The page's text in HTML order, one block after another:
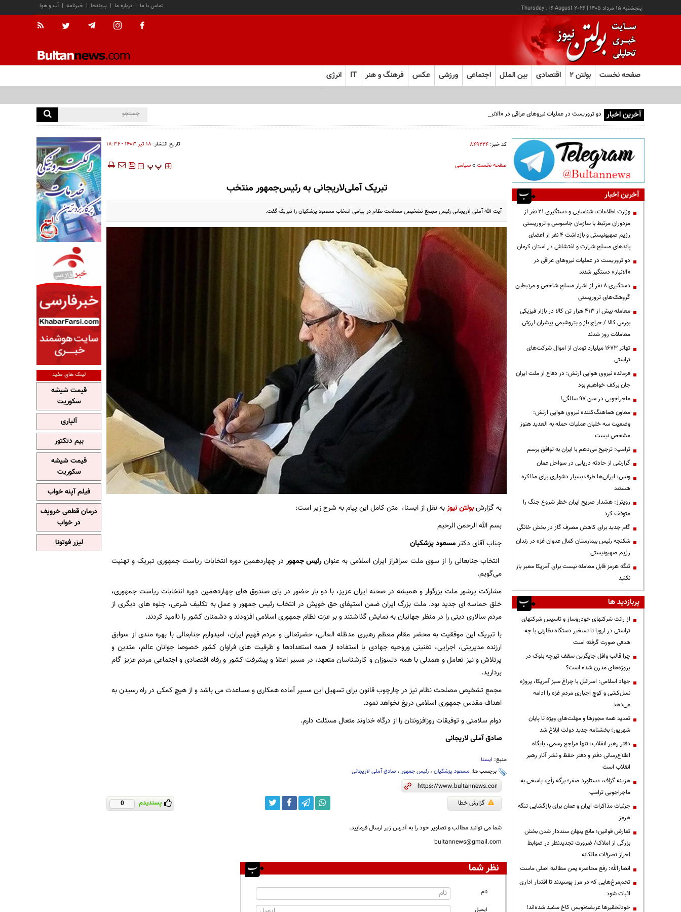
پنجشنبه ۱۵ مرداد ۱۴۰۵ |
Thursday , 06 August 2026 آب و هوا | خبرنامه | پیوندها | درباره ما | تماس با ما
صفحه نخست بولتن ۲ اقتصادی بین الملل اجتماعی ورزشی عکس فرهنگ و هنر IT انرژی
آخرین اخبار دو تروریست در عملیات نیروهای عراقی در «الانبار» دستگیر شدند
کد خبر: ۸۴۹۲۲۴ تاریخ انتشار: ۱۸ تير ۱۴۰۳ - ۱۸:۳۶
صفحه نخست»سیاسی ‍‍‍ پ پ
تبریک آملی‌لاریجانی به رئیس‌جمهور منتخب
آیت الله آملی لاریجانی رئیس مجمع تشخیص مصلحت نظام در پیامی انتخاب مسعود پزشکیان را تبریک گفت.
به گزارشبولتن نیوزبه نقل از ایسنا، متن کامل این پیام به شرح زیر است:
بسم الله الرحمن الرحیم
جناب آقای دکترمسعود پزشکیان
انتخاب جنابعالی را از سوی ملت سرافراز ایران اسلامی به عنوانرئیس جمهور در چهاردهمین دوره انتخابات ریاست جمهوری تبریک و تهنیت
می‌گویم.
مشارکت پرشور ملت بزرگوار و همیشه در صحنه ایران عزیز، با دو بار حضور در پای صندوق های چهاردهمین دوره انتخابات ریاست جمهوری،
خلق حماسه ای جدید بود. ملت بزرگ ایران ضمن استیفای حق خویش در انتخاب رئیس جمهور و عمل به تکلیف شرعی، جلوه های دیگری از
مردم‏ سالاری دینی را در منظر جهانیان به نمایش گذاشتند و بر عزت نظام جمهوری اسلامی افزودند و دشمنان کشور را ناامید کردند.
با تبریک این موفقیت به محضر مقام معظم رهبری مدظله العالی، حضرتعالی و مردم فهیم ایران، امیدوارم جنابعالی با بهره مندی از سوابق
ارزنده مدیریتی، اجرایی، تقنینی وروحیه جهادی با استفاده از همه استعدادها و ظرفیت های فراوان کشور خصوصا جوانان عالم، متدین و
پرتلاش و نیز تعامل و همدلی با همه دلسوزان و کارشناسان متعهد، در مسیر اعتلا و پیشرفت کشور و رفاه اقتصادی و اجتماعی مردم عزیز گام
بردارید.
مجمع تشخیص مصلحت نظام نیز در چارچوب قانون برای تسهیل این مسیر آماده همکاری و مساعدت می باشد و از هیچ کمکی در راه رسیدن به
اهداف مقدس جمهوری اسلامی دریغ نخواهد نمود.
دوام سلامتی و توفیقات روزافزونتان را از درگاه خداوند متعال مسئلت دارم.
صادق آملی لاریجانی
منبع: ایسنا
برچسب ها: مسعود پزشکیان، رئیس جمهور، صادق آملی لاریجانی
گزارش خطا پسندیدم 0
شما می توانید مطالب و تصاویر خود را به آدرس زیر ارسال فرمایید.
bultannews@gmail.com
نظر شما
نام
ایمیل
آخرین اخبار
وزارت اطلاعات: شناسایی و دستگیری ۲۱ نفر از
مزدوران مرتبط با سازمان جاسوسی و تروریستی
رژیم صهیونیستی و بازداشت ۴ نفر از اعضای
باندهای مسلح شرارت و اغتشاش در استان کرمان
دو تروریست در عملیات نیروهای عراقی در
«الانبار» دستگیر شدند
دستگیری ۸ نفر از اشرار مسلح شاخص و مرتبطین
گروهک‌های تروریستی
معامله بیش از ۴۱۳ هزار تن کالا در بازار فیزیکی
بورس کالا / حراج باز و پتروشیمی پیشران ارزش
معاملات روز شدند
تهاتر ۱۶۷۳ میلیارد تومان از اموال شرکت‌های
تراستی
فرمانده نیروی هوایی ارتش: در دفاع از ملت ایران
جان برکف خواهیم بود
ماجراجویی در سن ۹۷ سالگی!
معاون هماهنگ‌کننده نیروی هوایی ارتش:
وضعیت سه خلبان عملیات حمله به العدید هنوز
مشخص نیست
ترامپ: ترجیح می‌دهم با ایران به توافق برسم
گزارشی از حادثه دریایی در سواحل عمان
ونس: ایرانی‌ها طرف بسیار دشواری برای مذاکره
هستند
رویترز: هشدار صریح ایران خطر شروع جنگ را
متوقف کرد
گام جدید برای کاهش مصرف گاز در بخش خانگی
شکنجه رئیس بیمارستان کمال عدوان غزه در زندان
رژیم صهیونیستی
تنگه هرمز قابل معامله نیست برای آمریکا معبر باز
نکنید
پربازدید ها
از رانت‌ شرکتهای خودروساز و تاسیس شرکتهای
تراستی در اروپا تا تسخیر دستگاه نظارتی با چه
هدفی صورت گرفته است
چرا قالب وافل جایگزین سقف تیرچه بلوک در
پروژه‌های مدرن شده است؟
جهاد اسلامی: اسرائیل با چراغ سبز آمریکا، پروژه
نسل‌کشی و کوچ اجباری مردم غزه را ادامه
می‌دهد
تمدید همه مجوزها و مهلت‌های ویژه تا پایان
شهریور؛ بخشنامه جدید دولت ابلاغ شد
دفتر رهبر انقلاب: تنها مراجع رسمی، پایگاه
اطلاع‌رسانی دفتر و دفتر حفظ و نشر آثار رهبر
انقلاب است
هزینه گزاف، دستاورد صفر؛ برگه رأی، پاسخی به
ماجراجویی ترامپ
جزئیات مذاکرات ایران و عمان برای بازگشایی تنگه
هرمز
تعارض قوانین؛ مانع پنهان سنددار شدن بخش
بزرگی از املاک/ ضرورت تجدیدنظر در ضوابط
احراز تصرفات مالکانه
انصارالله: رفع محاصره یمن مطالبه اصلی ماست
تخم‌مرغ‌هایی که در مرز پوسیدند تا اقتدار اداری
اثبات شود
خودتحقیرها عریضه‌نویس کاخ سفید شده‌اند!
لینک های مفید
قیمت شیشه
سکوریت
آلپاری
بیم دتکتور
قیمت شیشه
سکوریت
فیلم آپنه خواب
درمان قطعی خروپف
در خواب
لیزر فوتونا